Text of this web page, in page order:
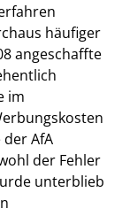
häufiger
angeschaffte
im
AfA
der Fehler
unterblieb